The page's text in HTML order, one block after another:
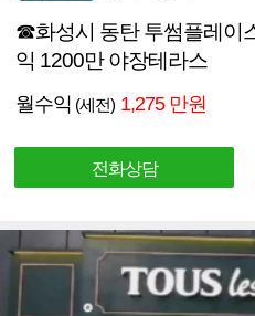
☎화성시 동탄 투썸플레이
익 1200만 야장테라스
월수익 (세전) 1,275 만원
전화상담